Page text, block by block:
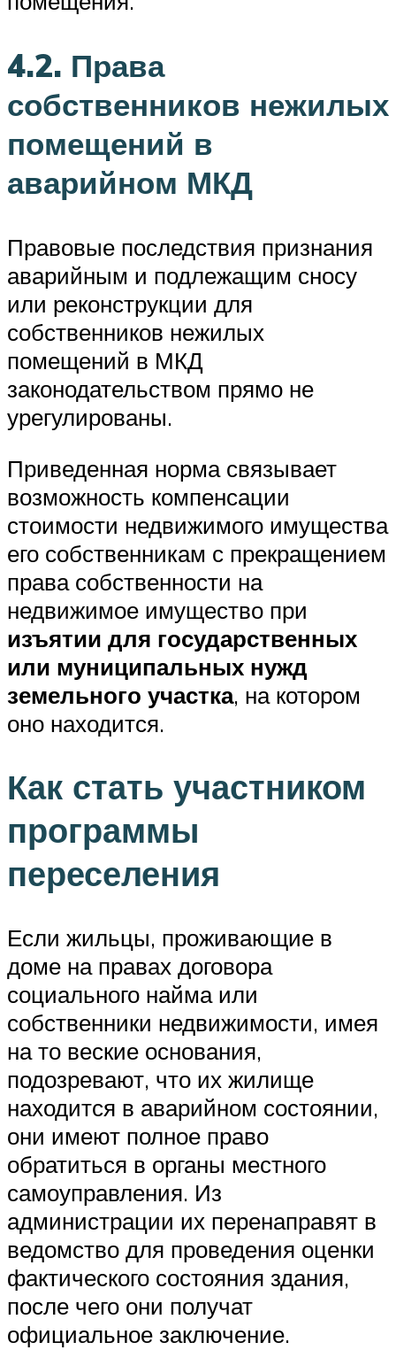
4.2. Права
собственников нежилых
помещений в
аварийном МКД
Правовые последствия признания
аварийным и подлежащим сносу
или реконструкции для
собственников нежилых
помещений в МКД
законодательством прямо не
урегулированы.
Приведенная норма связывает
возможность компенсации
стоимости недвижимого имущества
его собственникам с прекращением
права собственности на
недвижимое имущество при
изъятии для государственных
или муниципальных нужд
земельного участка, на котором
оно находится.
Как стать участником
программы
переселения
Если жильцы, проживающие в
доме на правах договора
социального найма или
собственники недвижимости, имея
на то веские основания,
подозревают, что их жилище
находится в аварийном состоянии,
они имеют полное право
обратиться в органы местного
самоуправления. Из
администрации их перенаправят в
ведомство для проведения оценки
фактического состояния здания,
после чего они получат
официальное заключение.